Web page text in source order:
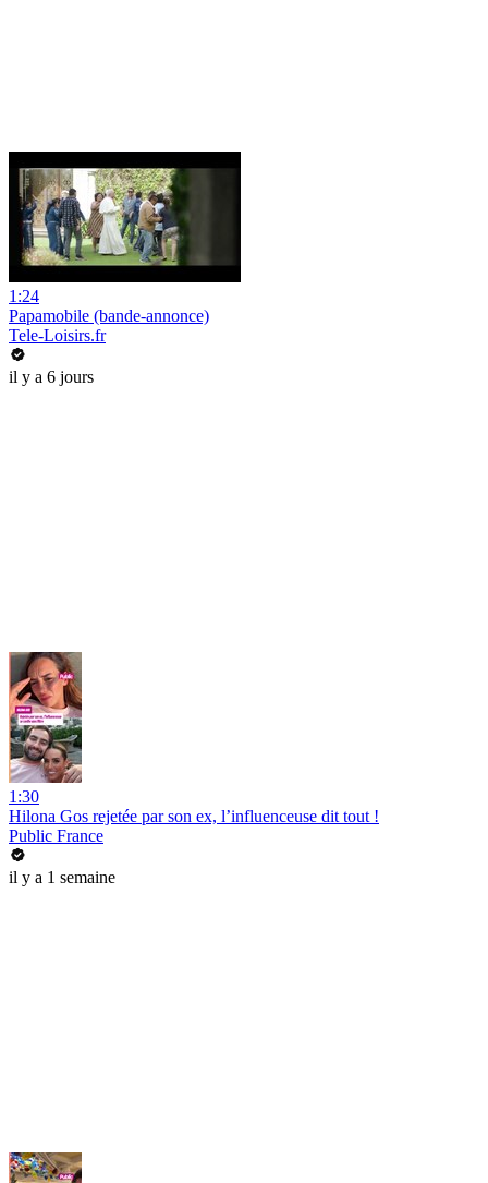
1:24
Papamobile (bande-annonce)
Tele-Loisirs.fr
il y a 6 jours
1:30
Hilona Gos rejetée par son ex, l’influenceuse dit tout !
Public France
il y a 1 semaine